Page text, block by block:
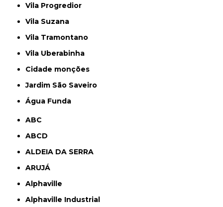
Vila Progredior
Vila Suzana
Vila Tramontano
Vila Uberabinha
cidade monções
jardim São Saveiro
Água Funda
ABC
ABCD
ALDEIA DA SERRA
ARUJÁ
Alphaville
Alphaville Industrial